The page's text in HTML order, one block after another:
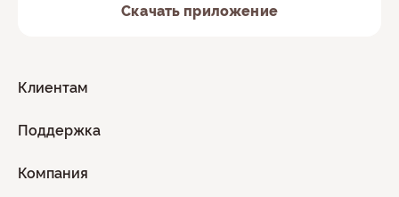
Клиентам
Поддержка
Компания
Скачать приложение